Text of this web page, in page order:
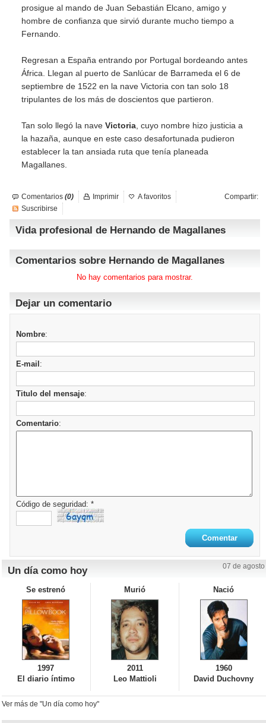
prosigue al mando de Juan Sebastián Elcano, amigo y
hombre de confianza que sirvió durante mucho tiempo a
Fernando.
Regresan a España entrando por Portugal bordeando antes
África. Llegan al puerto de Sanlúcar de Barrameda el 6 de
septiembre de 1522 en la nave Victoria con tan solo 18
tripulantes de los más de doscientos que partieron.
Tan solo llegó la nave Victoria , cuyo nombre hizo justicia a
la hazaña, aunque en este caso desafortunada pudieron
establecer la tan ansiada ruta que tenía planeada
Magallanes.
Comentarios (0) Compartir:
Imprimir
A favoritos
Suscribirse
Vida profesional de Hernando de Magallanes
Comentarios sobre Hernando de Magallanes
No hay comentarios para mostrar.
Dejar un comentario
Nombre:
E-mail :
Titulo del mensaje:
Comentario:
Código de seguridad: *
Un día como hoy 07 de agosto
Se estrenó
1997
El diario íntimo
Murió
2011
Leo Mattioli
Nació
1960
David Duchovny
Ver más de "Un día como hoy"